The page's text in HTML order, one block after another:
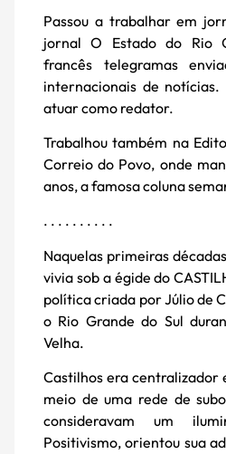
Passou a trabalhar em
jornal O Estado do Rio
francês telegramas
internacionais de
atuar como redator.
Trabalhou também na
Correio do Povo, onde
anos, a famosa coluna
. . . . . . . . . .
Naquelas primeiras
vivia sob a égide do
política criada por Júlio de
o Rio Grande do Sul
Velha.
Castilhos era centralizador
meio de uma rede de
consideravam um
Positivismo, orientou sua